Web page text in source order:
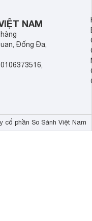
NAM
Đống Đa,
phần So Sánh Việt Nam